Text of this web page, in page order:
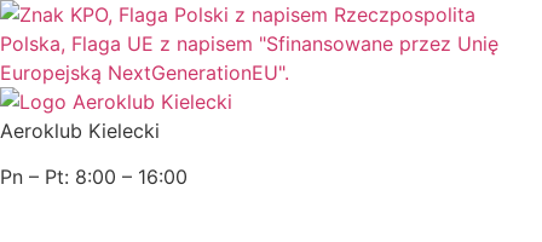
Przejdź
do
treści
Aeroklub Kielecki
Pn – Pt: 8:00 – 16:00